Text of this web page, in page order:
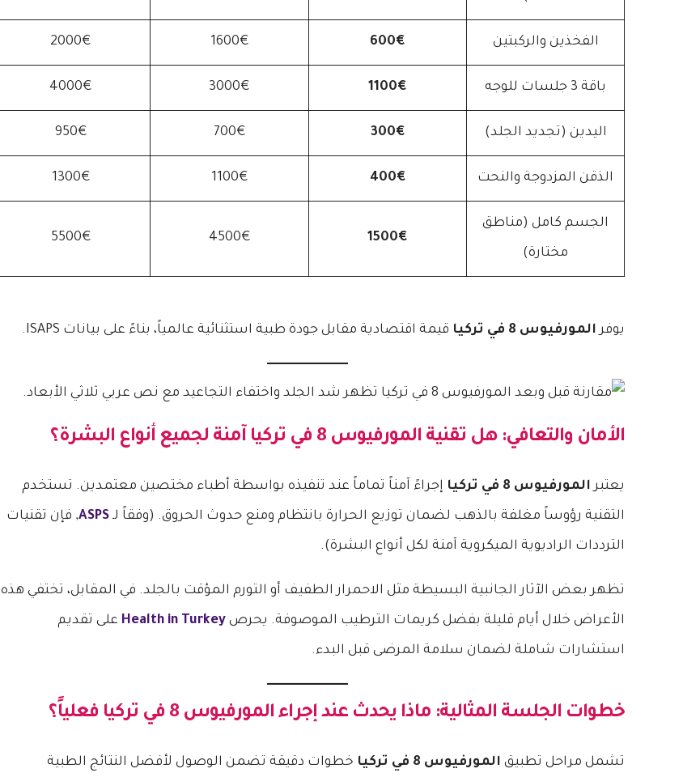
الفخذين والركبتين 600€
1600€
2000€
باقة 3 جلسات للوجه 1100€
3000€
4000€
اليدين (تجديد الجلد) 300€
700€
950€
الذقن المزدوجة والنحت 400€
1100€
1300€
الجسم كامل (مناطق
مختارة)
1500€
4500€
5500€
يوفرالمورفيوس 8 في تركيا قيمة اقتصادية مقابل جودة طبية استثنائية عالمياً، بناءً على بيانات ISAPS.
الأمان والتعافي: هل تقنية المورفيوس 8 في تركيا آمنة لجميع أنواع البشرة؟
يعتبرالمورفيوس 8 في تركيا إجراءً آمناً تماماً عند تنفيذه بواسطة أطباء مختصين معتمدين. تستخدم
التقنية رؤوساً مغلفة بالذهب لضمان توزيع الحرارة بانتظام ومنع حدوث الحروق. (وفقاً لـ ASPS, فإن تقنيات
الترددات الراديوية الميكروية آمنة لكل أنواع البشرة).
تظهر بعض الآثار الجانبية البسيطة مثل الاحمرار الطفيف أو التورم المؤقت بالجلد. في المقابل، تختفي هذه
الأعراض خلال أيام قليلة بفضل كريمات الترطيب الموصوفة. يحرص Health in Turkey على تقديم
استشارات شاملة لضمان سلامة المرضى قبل البدء.
خطوات الجلسة المثالية: ماذا يحدث عند إجراء المورفيوس 8 في تركيا فعلياً؟
تشمل مراحل تطبيق المورفيوس 8 في تركيا خطوات دقيقة تضمن الوصول لأفضل النتائج الطبية